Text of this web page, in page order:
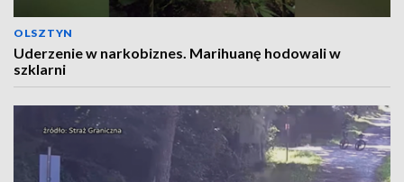
OLSZTYN
Uderzenie w narkobiznes. Marihuanę hodowali w
szklarni